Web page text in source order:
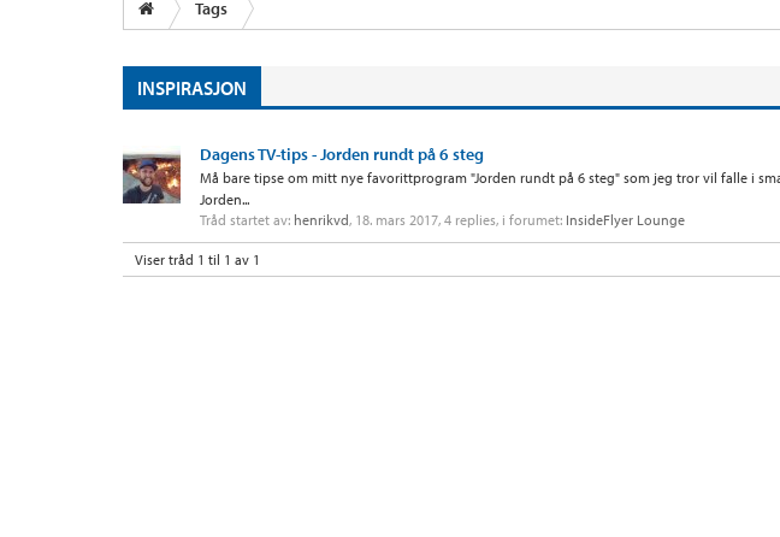
Tags
INSPIRASJON
Dagens TV-tips - Jorden rundt på 6 steg
Må bare tipse om mitt nye favorittprogram "Jorden rundt på 6 steg" som jeg tror vil falle i
Jorden...
Tråd startet av: henrikvd, 18. mars 2017, 4 replies, i forumet: InsideFlyer Lounge
Viser tråd 1 til 1 av 1